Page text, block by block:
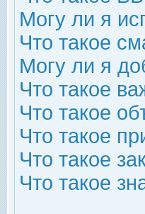
Могу ли я
Что такое
Могу ли я
Что такое
Что такое
Что такое
Что такое
Что такое